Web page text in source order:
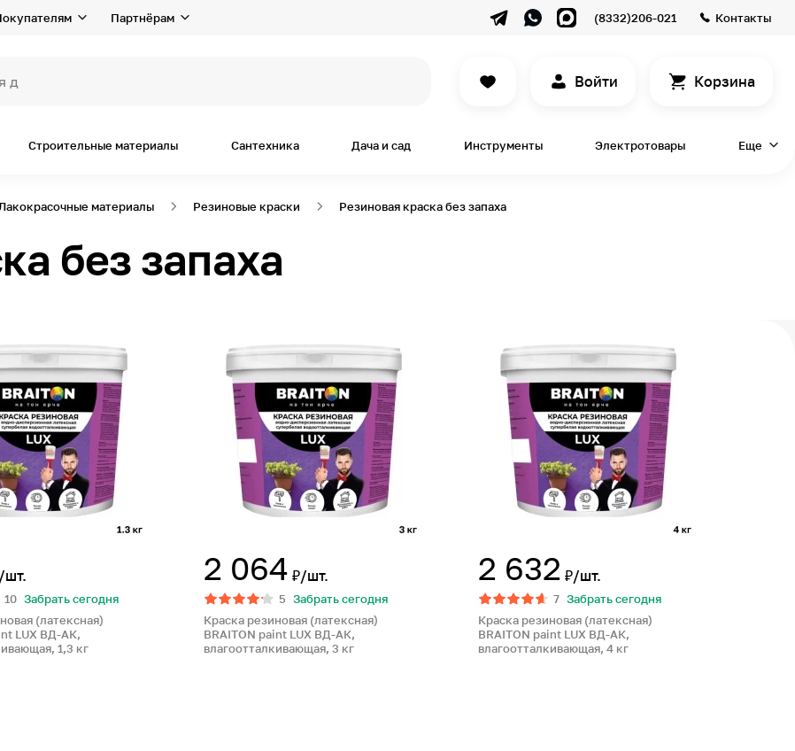
Партнёрам (8332)206-021 Контакты
дома и ре Войти Корзина
Строительные материалы Сантехника Дача и сад Инструменты Электротовары Еще
Лакокрасочные материалы Резиновые краски Резиновая краска без запаха
без запаха
шт.
10 Забрать сегодня
(латексная)
LUX ВД-АК,
1,3 кг
2 064 ₽/шт.
5 Забрать сегодня
Краска резиновая (латексная)
BRAITON paint LUX ВД-АК,
влагоотталкивающая, 3 кг
2 632 ₽/шт.
7 Забрать сегодня
Краска резиновая (латексная)
BRAITON paint LUX ВД-АК,
влагоотталкивающая, 4 кг